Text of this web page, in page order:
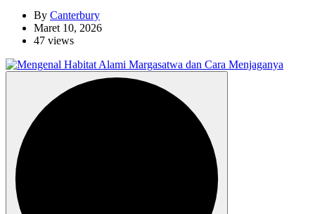
By Canterbury
Maret 10, 2026
47 views